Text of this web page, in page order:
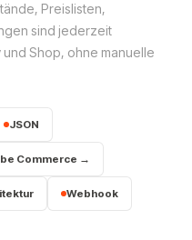
Preislisten,
sind jederzeit
Shop, ohne manuelle
JSON
Commerce →
Webhook